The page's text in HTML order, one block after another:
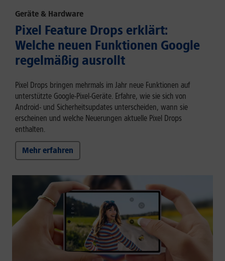
Geräte & Hardware
Pixel Feature Drops erklärt:
Welche neuen Funktionen Google
regelmäßig ausrollt
Pixel Drops bringen mehrmals im Jahr neue Funktionen auf
unterstützte Google-Pixel-Geräte. Erfahre, wie sie sich von
Android- und Sicherheitsupdates unterscheiden, wann sie
erscheinen und welche Neuerungen aktuelle Pixel Drops
enthalten.
Mehr erfahren